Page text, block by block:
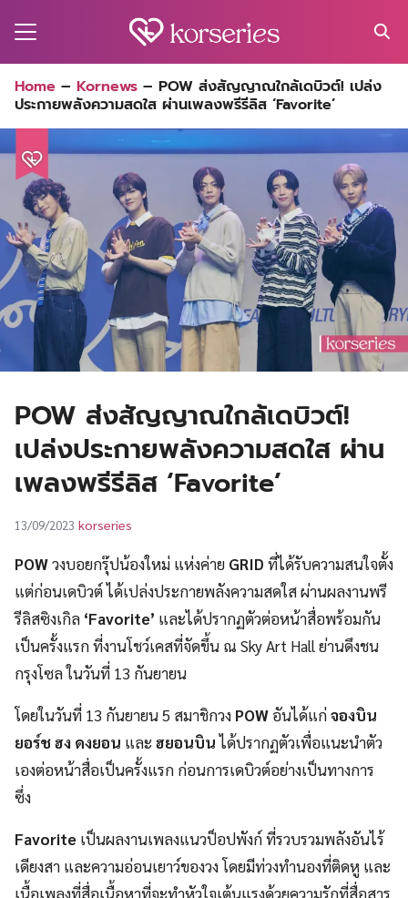
for:
Home – Kornews – POW ส่งสัญญาณใกล้เดบิวต์! เปล่ง
ประกายพลังความสดใส ผ่านเพลงพรีรีลิส ‘Favorite’
POW ส่งสัญญาณใกล้เดบิวต์!
เปล่งประกายพลังความสดใส ผ่าน
เพลงพรีรีลิส ‘Favorite’
13/09/2023 korseries
POWวงบอยกรุ๊ปน้องใหม่ แห่งค่าย GRID ที่ได้รับความสนใจตั้ง
แต่ก่อนเดบิวต์ ได้เปล่งประกายพลังความสดใส ผ่านผลงานพรี
รีลิสซิงเกิล ‘Favorite’ และได้ปรากฏตัวต่อหน้าสื่อพร้อมกัน
เป็นครั้งแรก ที่งานโชว์เคสที่จัดขึ้น ณ Sky Art Hall ย่านดึงชน
กรุงโซล ในวันที่ 13 กันยายน
โดยในวันที่ 13 กันยายน 5 สมาชิกวง POW อันได้แก่จองบิน
ยอร์ช ฮง ดงยอน และ ฮยอนบินได้ปรากฏตัวเพื่อแนะนำตัว
เองต่อหน้าสื่อเป็นครั้งแรก ก่อนการเดบิวต์อย่างเป็นทางการ
ซึ่ง
Favorite เป็นผลงานเพลงแนวป็อปพังก์ ที่รวบรวมพลังอันไร้
เดียงสา และความอ่อนเยาว์ของวง โดยมีท่วงทำนองที่ติดหู และ
เนื้อเพลงที่สื่อเนื้อหาที่จะทำหัวใจเต้นแรงด้วยความรักที่สื่อสาร